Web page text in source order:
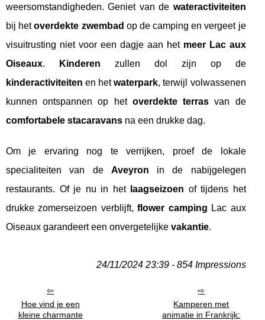
weersomstandigheden. Geniet van de wateractiviteiten
bij hetoverdekte zwembad op de camping en vergeet je
visuitrusting niet voor een dagje aan het meer Lac aux
Oiseaux. Kinderen zullen dol zijn op de
kinderactiviteiten en hetwaterpark, terwijl volwassenen
kunnen ontspannen op het overdekte terras van de
comfortabele stacaravans na een drukke dag.
Om je ervaring nog te verrijken, proef de lokale
specialiteiten van de Aveyron in de nabijgelegen
restaurants. Of je nu in het laagseizoen of tijdens het
drukke zomerseizoen verblijft,flower camping Lac aux
Oiseaux garandeert een onvergetelijke vakantie.
24/11/2024 23:39 - 854 Impressions
Hoe vind je een
kleine charmante
Kamperen met
animatie in Frankrijk: